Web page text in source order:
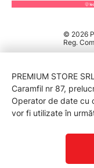
© 2026
Reg.
PREMIUM STORE
Caramfil nr 87,
Operator de date cu
vor fi utilizate în